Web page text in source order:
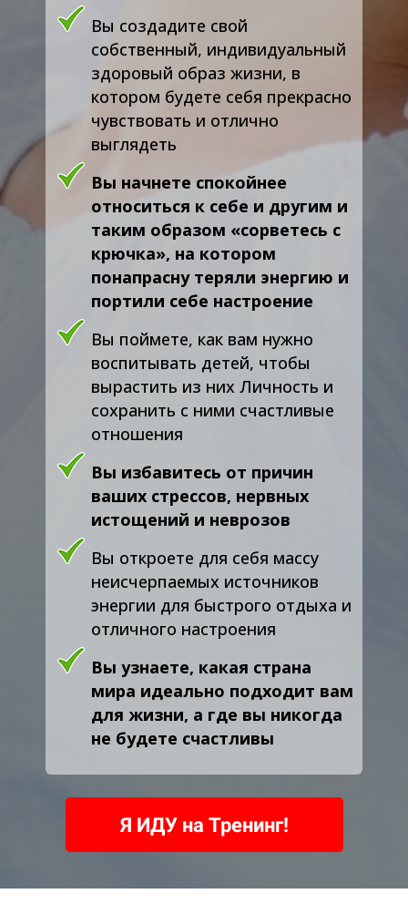
Вы создадите свой
собственный, индивидуальный
здоровый образ жизни, в
котором будете себя прекрасно
чувствовать и отлично
выглядеть
Вы начнете спокойнее
относиться к себе и другим и
таким образом «сорветесь с
крючка», на котором
понапрасну теряли энергию и
портили себе настроение
Вы поймете, как вам нужно
воспитывать детей, чтобы
вырастить из них Личность и
сохранить с ними счастливые
отношения
Вы избавитесь от причин
ваших стрессов, нервных
истощений и неврозов
Вы откроете для себя массу
неисчерпаемых источников
энергии для быстрого отдыха и
отличного настроения
Вы узнаете, какая страна
мира идеально подходит вам
для жизни, а где вы никогда
не будете счастливы
Я ИДУ на Тренинг!